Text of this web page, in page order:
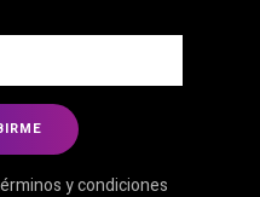
y condiciones